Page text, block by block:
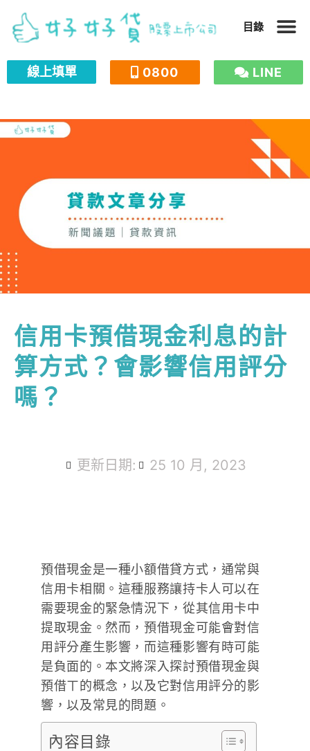
至
主
要
容
目錄
線上填單 0800 LINE
信用卡預借現金利息的計
算方式？會影響信用評分
嗎？
更新日期: 25 10 月, 2023
預借現金是一種小額借貸方式，通常與
信用卡相關。這種服務讓持卡人可以在
需要現金的緊急情況下，從其信用卡中
提取現金。然而，預借現金可能會對信
用評分產生影響，而這種影響有時可能
是負面的。本文將深入探討預借現金與
預借ㄒ的概念，以及它對信用評分的影
響，以及常見的問題。
內容目錄